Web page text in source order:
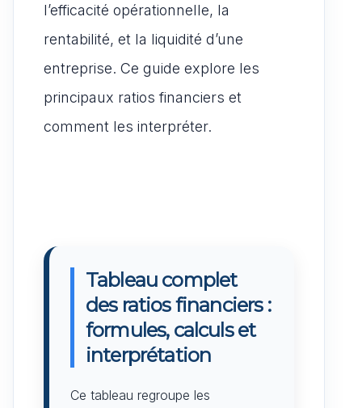
l’efficacité opérationnelle, la
rentabilité, et la liquidité d’une
entreprise. Ce guide explore les
principaux ratios financiers et
comment les interpréter.
Tableau complet
des ratios financiers :
formules, calculs et
interprétation
Ce tableau regroupe les